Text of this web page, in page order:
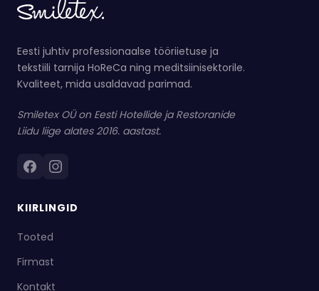
Eesti juhtiv professionaalse tööriietuse ja
tekstiili tarnija HoReCa ning meditsiinisektorile.
Kvaliteet, mida usaldavad parimad.
Smiletex OÜ on Eesti Hotellide ja Restoranide
Liidu liige alates 2016. aastast.
KIIRLINGID
Tooted
Firmast
Kontakt